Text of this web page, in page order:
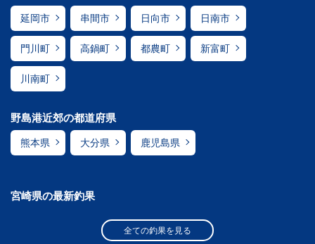
延岡市 串間市 日向市 日南市
門川町 高鍋町 都農町 新富町
川南町
野島港近郊の都道府県
熊本県 大分県 鹿児島県
宮崎県の最新釣果
全ての釣果を見る